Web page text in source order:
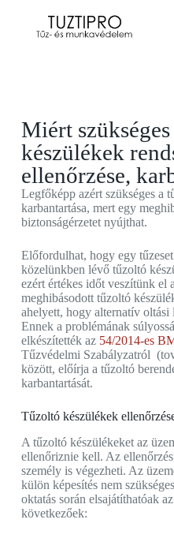
Miért
készülékek
ellenőrzése,
Legfőképp azért szükséges a
karbantartása, mert egy
biztonságérzetet nyújthat.
Előfordulhat, hogy egy
közelünkben lévő tűzoltó
ezért értékes időt veszítünk el
meghibásodott tűzoltó
ahelyett, hogy alternatív oltási
Ennek a problémának
elkészítették az 54/2014-es
Tűzvédelmi Szabályzatról
között, előírja a tűzoltó
karbantartását.
Tűzoltó készülékek
A tűzoltó készülékeket az
ellenőriznie kell. Az
személy is végezheti. Az
külön képesítés nem
oktatás során elsajátíthatóak
következőek: